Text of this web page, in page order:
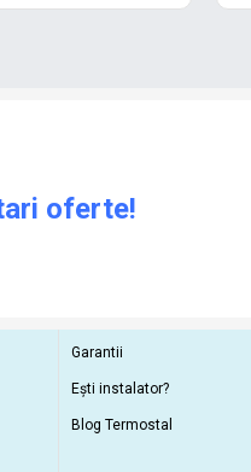
oferte!
Garantii
Ești instalator?
Blog Termostal